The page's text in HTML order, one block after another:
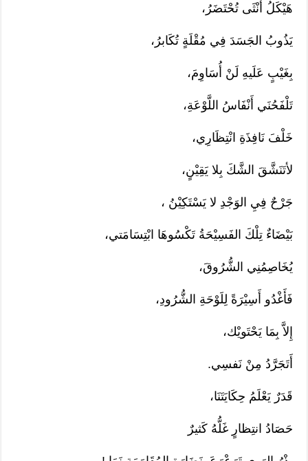
هَيْكَلُ أُنْثَى تُحْتَضَرُ،
يَذُوبُ الجَسَدَ فِي مُقْلَةٍ تُكَابرُ،
بِغَيْبٍ عَلَيهِ لَنْ أُسَاوِمَ،
تَلْفَحُنَي أَنْفَاسُ اللَّوْعَةِ،
خَلْفَ نَافِذَةِ انْتِظَارِي،
لأتَنَشَّقَ الشَّكَ بِلا يَقِيْنٍ،
جَرْحٌ فِيِ الوَجْدِ لا يَسْتَكِيْنُ ،
بَيْضَاءٌ تِلْكَ الفَسِيْحَةُ تَكْسُوهَا ابْتِسَامَتي،
يُخَاصِمُنِي الشُّرُوقَ،
فَأَغْدُو أَسِيْرَةً لِلَوْحَةِ الشُّرُودِ،
إِلاَّ بِمَا يَحْتَويْك،
أَتَجَرَّدُ مِنْ نَفسِي.
قَدَرٌ يَعْلَمُ حِكَايَتَنَا،
حَصَادُ انتِظارٍ غَلُّهُ كَثيرٌ